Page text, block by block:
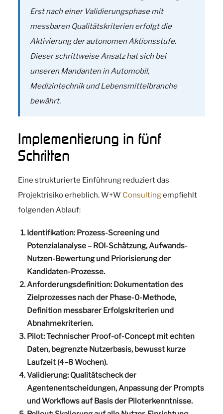
Erst nach einer Validierungsphase mit
messbaren Qualitätskriterien erfolgt die
Aktivierung der autonomen Aktionsstufe.
Dieser schrittweise Ansatz hat sich bei
unseren Mandanten in Automobil,
Medizintechnik und Lebensmittelbranche
bewährt.
Implementierung in fünf
Schritten
Eine strukturierte Einführung reduziert das
Projektrisiko erheblich. W+W Consultingempfiehlt
folgenden Ablauf:
Identifikation: Prozess-Screening und
Potenzialanalyse – ROI-Schätzung, Aufwands-
Nutzen-Bewertung und Priorisierung der
Kandidaten-Prozesse.
Anforderungsdefinition: Dokumentation des
Zielprozesses nach der Phase-0-Methode,
Definition messbarer Erfolgskriterien und
Abnahmekriterien.
Pilot:Technischer Proof-of-Concept mit echten
Daten, begrenzte Nutzerbasis, bewusst kurze
Laufzeit (4–8 Wochen).
Validierung: Qualitätscheck der
Agentenentscheidungen, Anpassung der Prompts
und Workflows auf Basis der Piloterkenntnisse.